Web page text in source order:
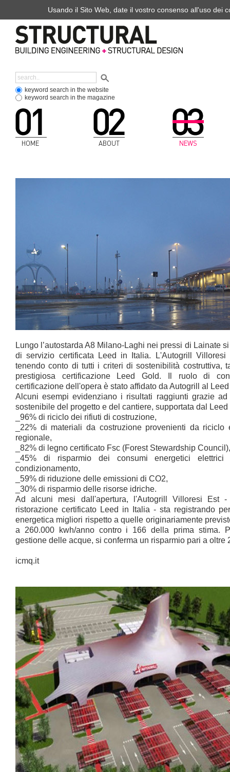
keyword search in the website
keyword search in the magazine
HOME ABOUT NEWS
Lungo l’autostarda A8 Milano-Laghi nei pressi di Lainate
di servizio certificata Leed in Italia. L'Autogrill Villoresi
tenendo conto di tutti i criteri di sostenibilità costruttiva,
prestigiosa certificazione Leed Gold. Il ruolo di
certificazione dell'opera è stato affidato da Autogrill al Leed
Alcuni esempi evidenziano i risultati raggiunti grazie
sostenibile del progetto e del cantiere, supportata dal Leed
_96% di riciclo dei rifiuti di costruzione,
_22% di materiali da costruzione provenienti da
regionale,
_82% di legno certificato Fsc (Forest Stewardship Council),
_45% di risparmio dei consumi energetici
condizionamento,
_59% di riduzione delle emissioni di CO2,
_30% di risparmio delle risorse idriche.
Ad alcuni mesi dall'apertura, l'Autogrill Villoresi Est
ristorazione certificato Leed in Italia - sta registrando
energetica migliori rispetto a quelle originariamente
a 260.000 kwh/anno contro i 166 della prima stima.
gestione delle acque, si conferma un risparmio pari a oltre
icmq.it
Usando il Sito Web, date il vostro consenso all'uso